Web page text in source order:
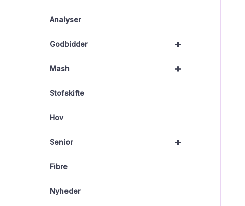
Analyser
+
Godbidder
+
Mash
Stofskifte
Hov
+
Senior
Fibre
Nyheder